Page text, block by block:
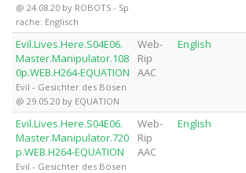
@ 24.08.20 by ROBOTS - Sp
rache: Englisch
Evil.Lives.Here.S04E06.
Master.Manipulator.108
0p.WEB.H264-EQUATION
Evil - Gesichter des Bösen
@ 29.05.20 by EQUATION
Web-
Rip
AAC
English
Evil.Lives.Here.S04E06.
Master.Manipulator.720
p.WEB.H264-EQUATION
Evil - Gesichter des Bösen
Web-
Rip
AAC
English